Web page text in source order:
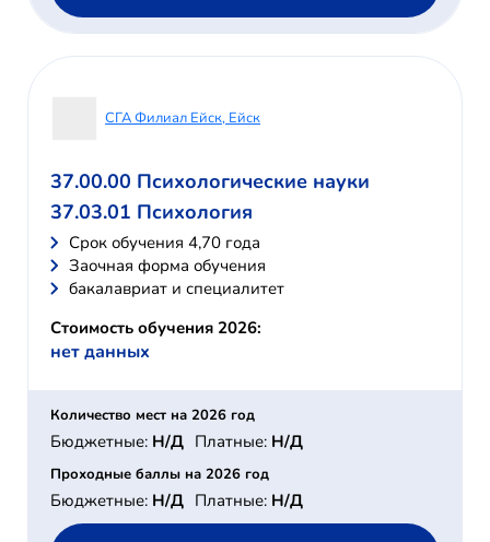
СГА Филиал Ейск, Ейск
37.00.00 Психологические науки
37.03.01 Психология
Cрок обучения 4,70 года
Заочная форма обучения
бакалавриат и специалитет
Стоимость обучения 2026:
нет данных
Количество мест на 2026 год
Бюджетные: Н/Д Платные: Н/Д
Проходные баллы на 2026 год
Бюджетные: Н/Д Платные: Н/Д